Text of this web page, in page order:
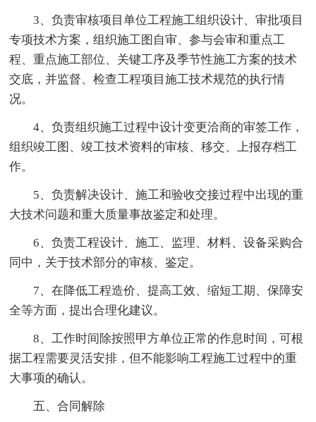
3、负责审核项目单位工程施工组织设计、审批项目
专项技术方案，组织施工图自审、参与会审和重点工
程、重点施工部位、关键工序及季节性施工方案的技术
交底，并监督、检查工程项目施工技术规范的执行情
况。
4、负责组织施工过程中设计变更洽商的审签工作，
组织竣工图、竣工技术资料的审核、移交、上报存档工
作。
5、负责解决设计、施工和验收交接过程中出现的重
大技术问题和重大质量事故鉴定和处理。
6、负责工程设计、施工、监理、材料、设备采购合
同中，关于技术部分的审核、鉴定。
7、在降低工程造价、提高工效、缩短工期、保障安
全等方面，提出合理化建议。
8、工作时间除按照甲方单位正常的作息时间，可根
据工程需要灵活安排，但不能影响工程施工过程中的重
大事项的确认。
五、合同解除